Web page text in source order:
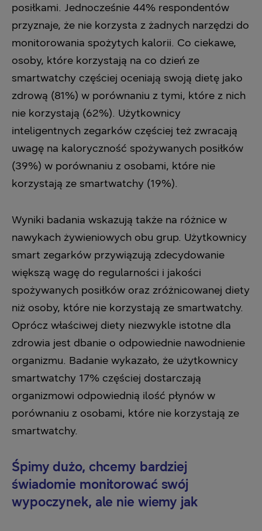
posiłkami. Jednocześnie 44% respondentów
przyznaje, że nie korzysta z żadnych narzędzi do
monitorowania spożytych kalorii. Co ciekawe,
osoby, które korzystają na co dzień ze
smartwatchy częściej oceniają swoją dietę jako
zdrową (81%) w porównaniu z tymi, które z nich
nie korzystają (62%). Użytkownicy
inteligentnych zegarków częściej też zwracają
uwagę na kaloryczność spożywanych posiłków
(39%) w porównaniu z osobami, które nie
korzystają ze smartwatchy (19%).
Wyniki badania wskazują także na różnice w
nawykach żywieniowych obu grup. Użytkownicy
smart zegarków przywiązują zdecydowanie
większą wagę do regularności i jakości
spożywanych posiłków oraz zróżnicowanej diety
niż osoby, które nie korzystają ze smartwatchy.
Oprócz właściwej diety niezwykle istotne dla
zdrowia jest dbanie o odpowiednie nawodnienie
organizmu. Badanie wykazało, że użytkownicy
smartwatchy 17% częściej dostarczają
organizmowi odpowiednią ilość płynów w
porównaniu z osobami, które nie korzystają ze
smartwatchy.
Śpimy dużo, chcemy bardziej
świadomie monitorować swój
wypoczynek, ale nie wiemy jak